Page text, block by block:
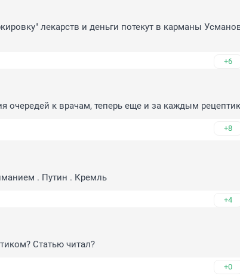
лекарств и деньги потекут в карманы
+6
очередей к врачам, теперь еще и за каждым
+8
. Путин . Кремль
+4
Статью читал?
+0